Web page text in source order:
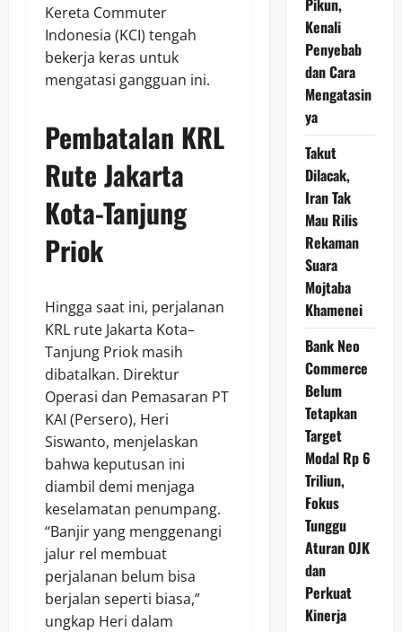
Kereta Commuter
Indonesia (KCI) tengah
bekerja keras untuk
mengatasi gangguan ini.
Pembatalan KRL
Rute Jakarta
Kota-Tanjung
Priok
Hingga saat ini, perjalanan
KRL rute Jakarta Kota–
Tanjung Priok masih
dibatalkan. Direktur
Operasi dan Pemasaran PT
KAI (Persero), Heri
Siswanto, menjelaskan
bahwa keputusan ini
diambil demi menjaga
keselamatan penumpang.
“Banjir yang menggenangi
jalur rel membuat
perjalanan belum bisa
berjalan seperti biasa,”
ungkap Heri dalam
Pikun,
Kenali
Penyebab
dan Cara
Mengatasin
ya
Takut
Dilacak,
Iran Tak
Mau Rilis
Rekaman
Suara
Mojtaba
Khamenei
Bank Neo
Commerce
Belum
Tetapkan
Target
Modal Rp 6
Triliun,
Fokus
Tunggu
Aturan OJK
dan
Perkuat
Kinerja